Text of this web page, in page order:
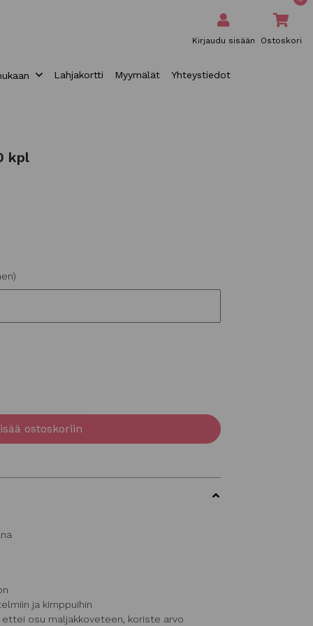
Kirjaudu sisään Ostoskori
Lahjakortti Myymälät Yhteystiedot
kpl
ostoskoriin
ja kimppuihin
osu maljakkoveteen, koriste arvo